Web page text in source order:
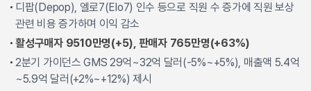
디팝(Depop), 엘로7(Elo7) 인수 등으로 직원 수 증가에 직원 보상
관련 비용 증가하며 이익 감소
활성구매자 9510만명(+5), 판매자 765만명(+63%)
2분기 가이던스 GMS 29억~32억 달러(-5%~+5%), 매출액 5.4억
~5.9억 달러(+2%~+12%) 제시